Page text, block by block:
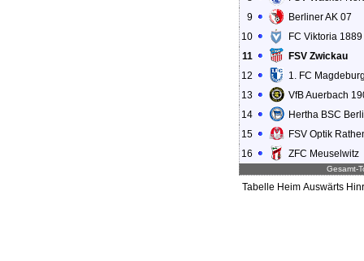
Tabelle Heim Auswärts
9
Berliner AK 07
10
FC Viktoria
11
FSV Zwickau
12
1. FC
13
VfB Auerbach
14
Hertha BSC
15
FSV Optik
16
ZFC Meuselwitz